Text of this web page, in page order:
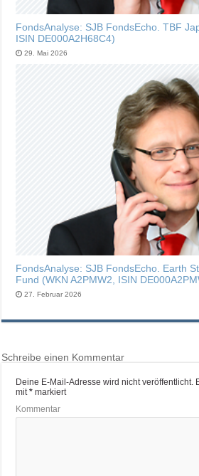
FondsAnalyse: SJB FondsEcho. TBF
ISIN DE000A2H68C4)
29. Mai 2026
FondsAnalyse: SJB FondsEcho. Earth
Fund (WKN A2PMW2, ISIN
27. Februar 2026
Schreibe einen Kommentar
Deine E-Mail-Adresse wird nicht veröffentlicht.
mit* markiert
Kommentar